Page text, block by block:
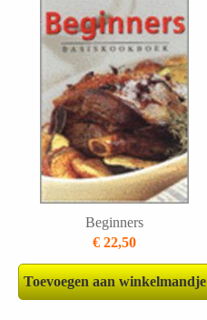
Beginners
€ 22,50
Toevoegen aan winkelmandje